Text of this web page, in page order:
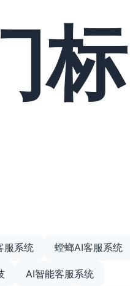
标
服系统 螳螂AI客服系统
AI智能客服系统